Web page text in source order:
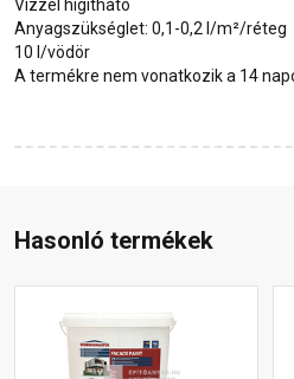
Vízzel hígítható
Anyagszükséglet: 0,1-0,2 l/m²/réteg
10 l/vödör
A termékre nem vonatkozik a 14
Hasonló termékek